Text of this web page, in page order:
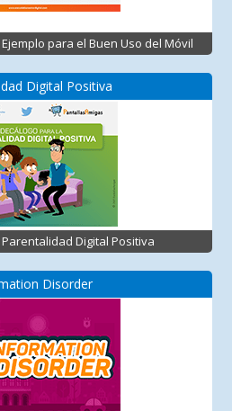
para el Buen Uso del Móvil
Digital Positiva
Digital Positiva
Disorder